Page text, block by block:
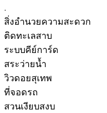
.
สิ่งอำนวยความสะดวก
ติดทะเลสาบ
ระบบคีย์การ์ด
สระว่ายน้ำ
วิวดอยสุเทพ
ที่จอดรถ
สวนเงียบสงบ